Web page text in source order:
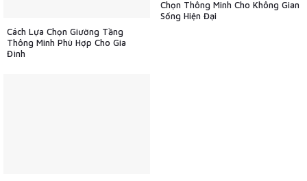
Cách Lựa Chọn Giường Tầng
Thông Minh Phù Hợp Cho Gia
Đình
Chọn Thông Minh Cho Không Gian
Sống Hiện Đại